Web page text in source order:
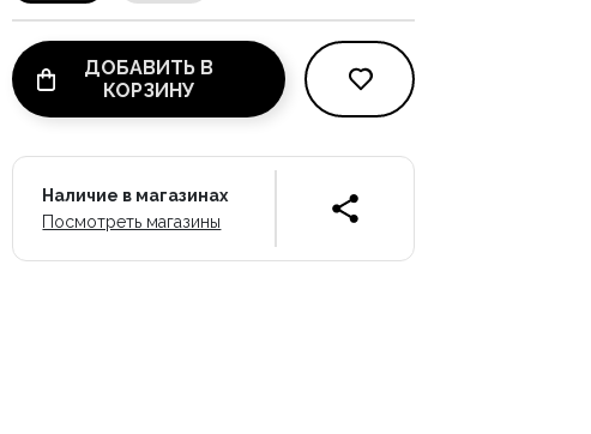
ДОБАВИТЬ В
КОРЗИНУ
Наличие в магазинах
Посмотреть магазины